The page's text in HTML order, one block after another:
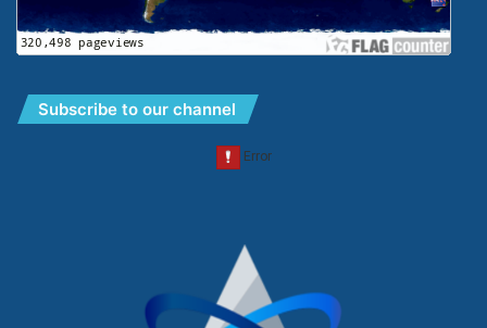
Subscribe to our channel